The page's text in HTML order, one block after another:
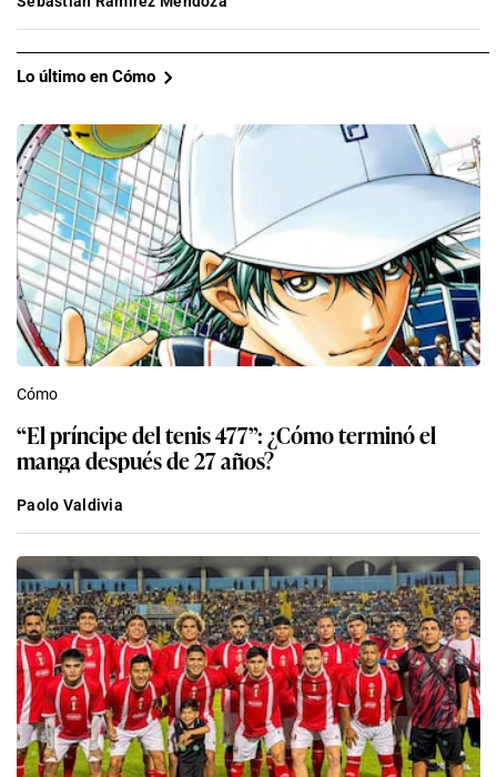
Lo último en Cómo
Cómo
“El príncipe del tenis 477”: ¿Cómo terminó el
manga después de 27 años?
Paolo Valdivia